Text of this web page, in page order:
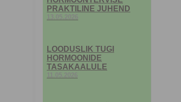
PRAKTILINE JUHEND
13.05.2026
LOODUSLIK TUGI
HORMOONIDE
TASAKAALULE
11.05.2026